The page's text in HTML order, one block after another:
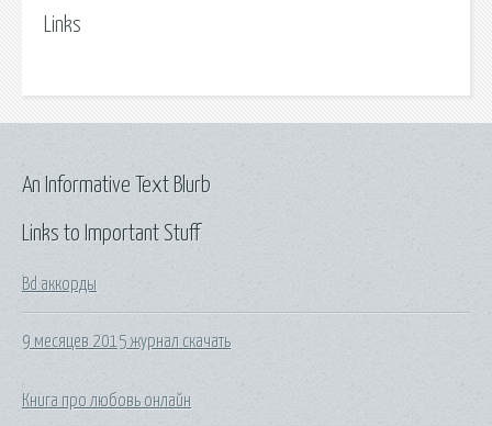
Links
Links to Important Stuff
Bd аккорды
9 месяцев 2015 журнал скачать
Книга про любовь онлайн
An Informative Text Blurb